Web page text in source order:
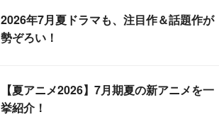
2026年7月夏ドラマも、注目作＆話題作が
勢ぞろい！
【夏アニメ2026】7月期夏の新アニメを一
挙紹介！